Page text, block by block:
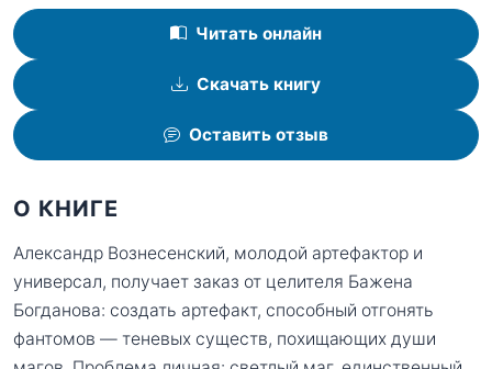
Читать онлайн
Скачать книгу
Оставить отзыв
О КНИГЕ
Александр Вознесенский, молодой артефактор и
универсал, получает заказ от целителя Бажена
Богданова: создать артефакт, способный отгонять
фантомов — теневых существ, похищающих души